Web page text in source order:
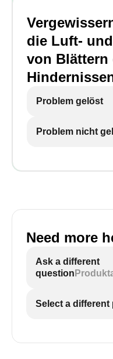
die Luft-
von Blättern
Problem gelöst
Problem nicht
Need more
Ask a different
question
Select a different